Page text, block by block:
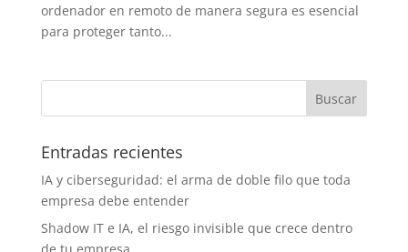
ordenador en remoto de manera segura es esencial
para proteger tanto...
Entradas recientes
IA y ciberseguridad: el arma de doble filo que toda
empresa debe entender
Shadow IT e IA, el riesgo invisible que crece dentro